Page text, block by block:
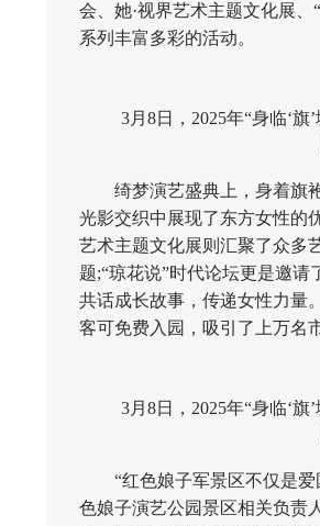
会、她·视界艺术主题文化展
系列丰富多彩的活动。
3月8日，2025年“身临‘旗’
绮梦演艺盛典上，身着旗袍
光影交织中展现了东方女性的
艺术主题文化展则汇聚了众多
题;“琼花说”时代论坛更是邀请
共话成长故事，传递女性力量
客可免费入园，吸引了上万名
3月8日，2025年“身临‘旗’
“红色娘子军景区不仅是爱
色娘子演艺公园景区相关负责